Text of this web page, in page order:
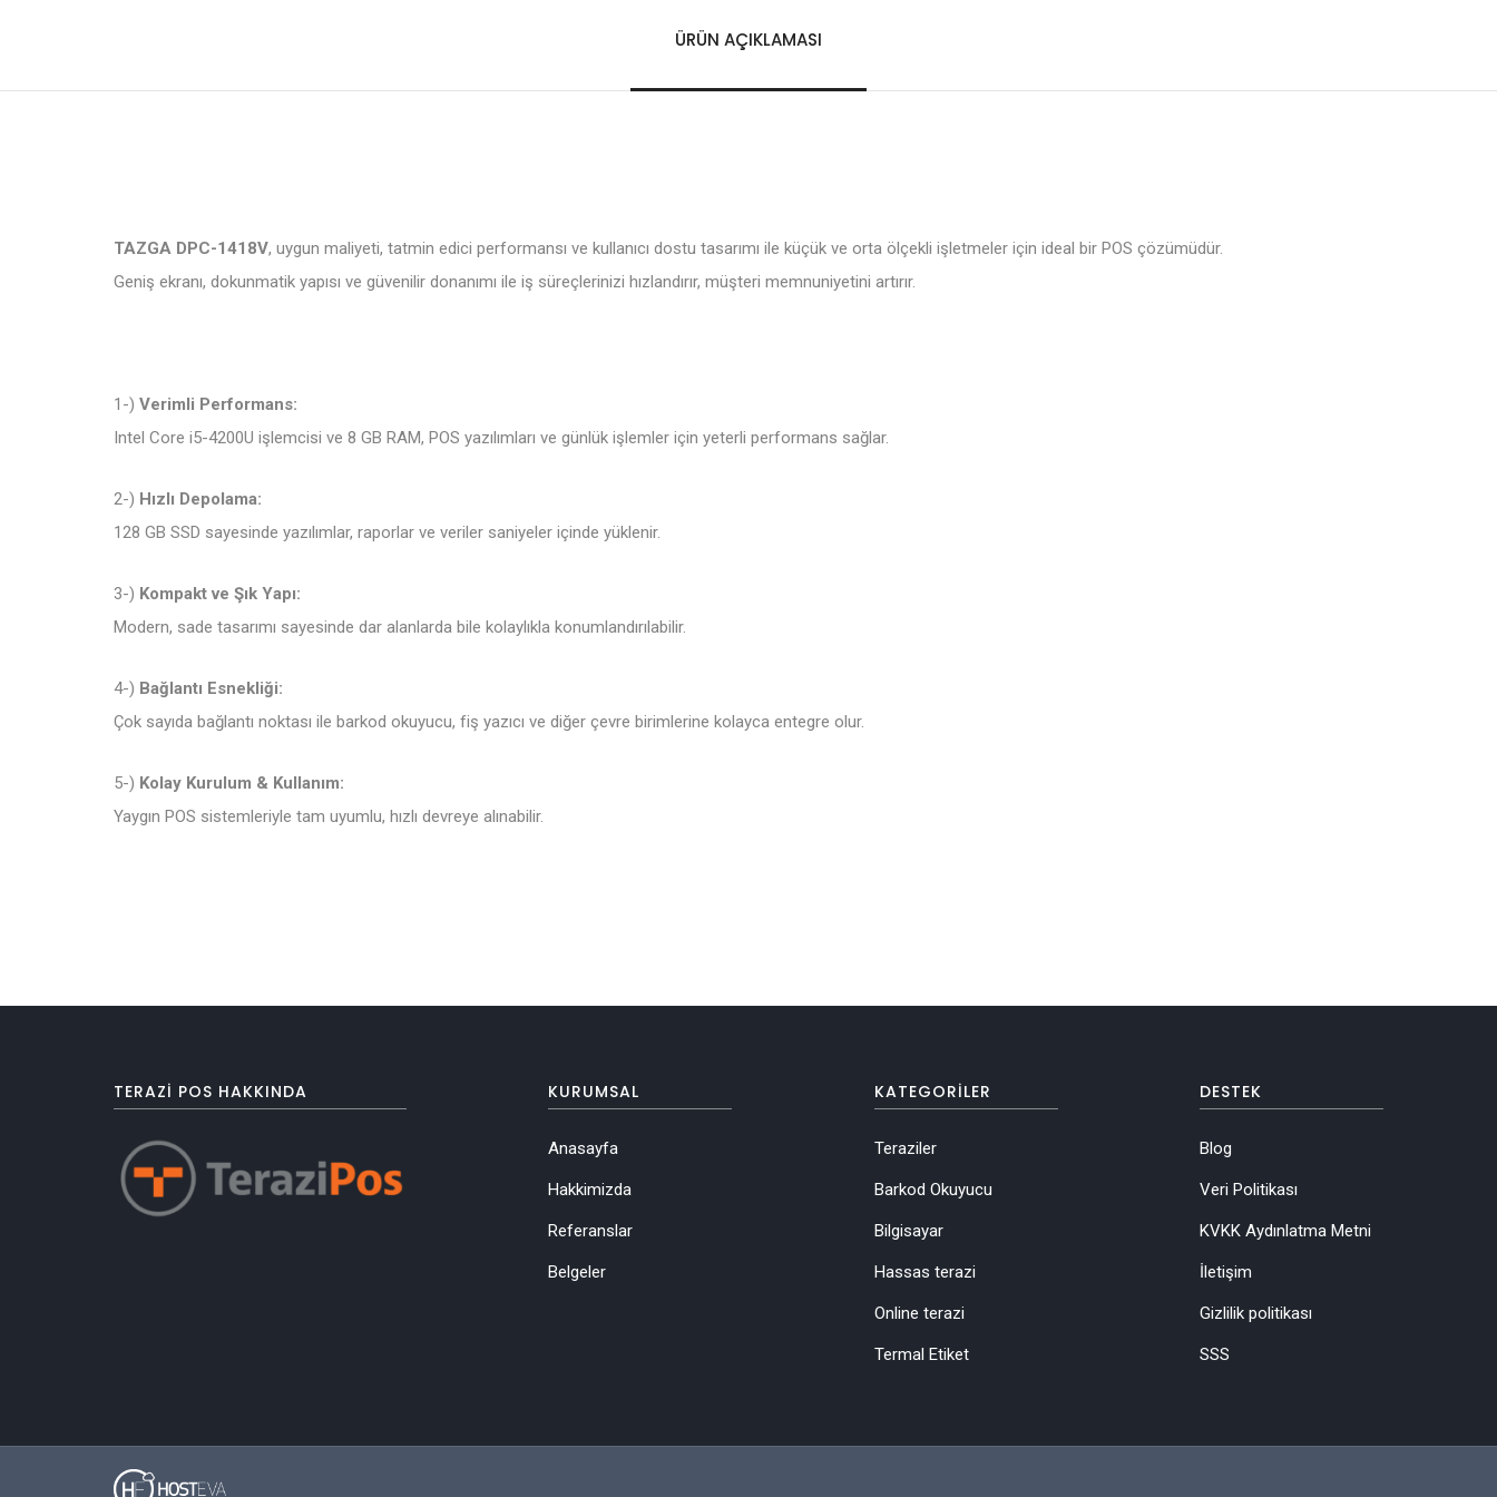
ÜRÜN AÇIKLAMASI
TAZGA DPC-1418V, uygun maliyeti, tatmin edici performansı ve kullanıcı dostu tasarımı ile küçük ve orta ölçekli işletmeler için ideal bir POS çözümüdür.
Geniş ekranı, dokunmatik yapısı ve güvenilir donanımı ile iş süreçlerinizi hızlandırır, müşteri memnuniyetini artırır.
1-) Verimli Performans:
Intel Core i5-4200U işlemcisi ve 8 GB RAM, POS yazılımları ve günlük işlemler için yeterli performans sağlar.
2-) Hızlı Depolama:
128 GB SSD sayesinde yazılımlar, raporlar ve veriler saniyeler içinde yüklenir.
3-) Kompakt ve Şık Yapı:
Modern, sade tasarımı sayesinde dar alanlarda bile kolaylıkla konumlandırılabilir.
4-) Bağlantı Esnekliği:
Çok sayıda bağlantı noktası ile barkod okuyucu, fiş yazıcı ve diğer çevre birimlerine kolayca entegre olur.
5-) Kolay Kurulum & Kullanım:
Yaygın POS sistemleriyle tam uyumlu, hızlı devreye alınabilir.
TERAZI POS HAKKINDA KURUMSAL
Anasayfa
Hakkimizda
Referanslar
Belgeler
KATEGORILER
Teraziler
Barkod Okuyucu
Bilgisayar
Hassas terazi
Online terazi
Termal Etiket
DESTEK
Blog
Veri Politikası
KVKK Aydınlatma Metni
İletişim
Gizlilik politikası
SSS